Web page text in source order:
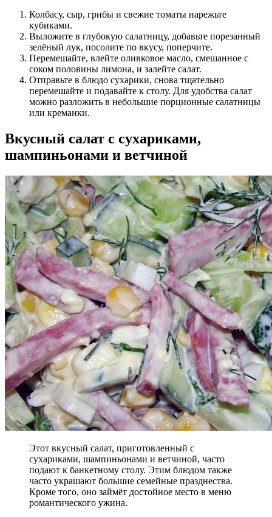
Колбасу, сыр, грибы и свежие томаты нарежьте
кубиками.
Выложите в глубокую салатницу, добавьте порезанный
зелёный лук, посолите по вкусу, поперчите.
Перемешайте, влейте оливковое масло, смешанное с
соком половины лимона, и залейте салат.
Отправьте в блюдо сухарики, снова тщательно
перемешайте и подавайте к столу. Для удобства салат
можно разложить в небольшие порционные салатницы
или креманки.
Вкусный салат с сухариками,
шампиньонами и ветчиной
Этот вкусный салат, приготовленный с
сухариками, шампиньонами и ветчиной, часто
подают к банкетному столу. Этим блюдом также
часто украшают большие семейные празднества.
Кроме того, оно займёт достойное место в меню
романтического ужина.